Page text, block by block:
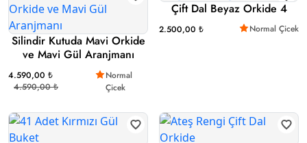
Silindir Kutuda Mavi Orkide
ve Mavi Gül Aranjmanı
4.590,00 ₺
4.590,00 ₺
Normal
Çicek
Çift Dal Beyaz Orkide 4
2.500,00 ₺ Normal Çicek